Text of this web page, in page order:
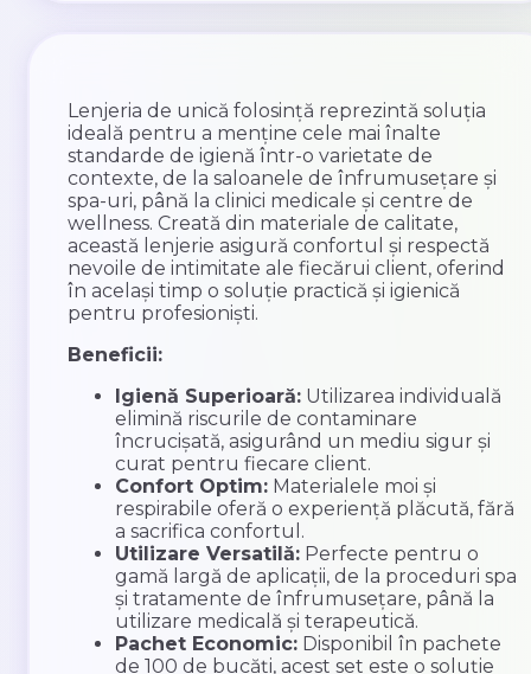
Lenjeria de unică folosință reprezintă soluția
ideală pentru a menține cele mai înalte
standarde de igienă într-o varietate de
contexte, de la saloanele de înfrumusețare și
spa-uri, până la clinici medicale și centre de
wellness. Creată din materiale de calitate,
această lenjerie asigură confortul și respectă
nevoile de intimitate ale fiecărui client, oferind
în același timp o soluție practică și igienică
pentru profesioniști.
Beneficii:
Igienă Superioară:Utilizarea individuală
elimină riscurile de contaminare
încrucișată, asigurând un mediu sigur și
curat pentru fiecare client.
Confort Optim:Materialele moi și
respirabile oferă o experiență plăcută, fără
a sacrifica confortul.
Utilizare Versatilă:Perfecte pentru o
gamă largă de aplicații, de la proceduri spa
și tratamente de înfrumusețare, până la
utilizare medicală și terapeutică.
Pachet Economic:Disponibil în pachete
de 100 de bucăți, acest set este o soluție